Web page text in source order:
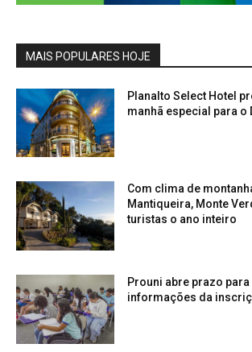
MAIS POPULARES HOJE
Planalto Select Hotel
manhã especial para o
Com clima de
Mantiqueira, Monte
turistas o ano inteiro
Prouni abre prazo
informações da